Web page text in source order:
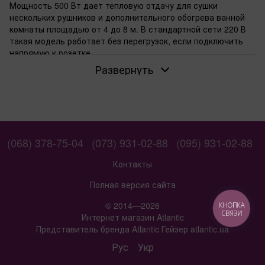
Мощность 500 Вт дает тепловую отдачу для сушки
нескольких рушников и дополнительного обогрева ванной
комнаты площадью от 4 до 8 м. В стандартной сети 220 В
такая модель работает без перегрузок, если подключить
напрямую к розетке.
Когда достаточно полотенцесушителя на 500
человек в квартирах без центрального отопления это
полотенцесушители на 300 Вт нагружают меньше.
Для каких площ подходит мощность 500 Вт
От 4 до 8 м — типичный диапазон для таких моделей. В
маленькой ванной рушники высыхают за пару часов, воздух
становится теплее. При потолках выше 2,5 м эффект
слабее, проверяйте высоту установки.
Если нужен дополнительный обогрев в ванной
500 Вт поднимает температуру на несколько градусов в
Развернуть
(068) 378-75-04 (073) 931-02-88 (095) 931-02-88
Контакты
Полная версия сайта
© 2014—2026
Интернет магазин Atlantic
Представитель бренда Atlantic Гейзер atlantic.ua
Рус Укр
КНОПКА
СВЯЗИ